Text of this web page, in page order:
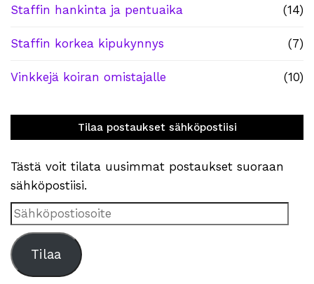
Staffin hankinta ja pentuaika (14)
Staffin korkea kipukynnys (7)
Vinkkejä koiran omistajalle (10)
Tilaa postaukset sähköpostiisi
Tästä voit tilata uusimmat postaukset suoraan
sähköpostiisi.
Sähköpostiosoite
Tilaa